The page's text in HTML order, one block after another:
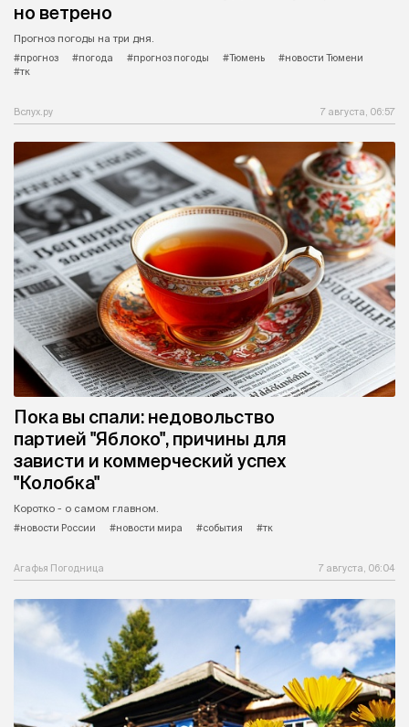
но ветрено
Прогноз погоды на три дня.
#прогноз
#погода #прогноз погоды #Тюмень
#новости Тюмени
#тк
Вслух.ру 7 августа, 06:57
Пока вы спали: недовольство
партией "Яблоко", причины для
зависти и коммерческий успех
"Колобка"
Коротко - о самом главном.
#новости России
#новости мира #события #тк
Агафья Погодница 7 августа, 06:04